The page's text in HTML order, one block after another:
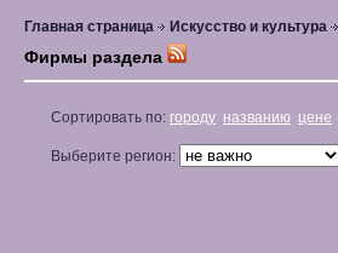
Главная страница Искусство и культура
Фирмы раздела
Сортировать по: городу названию цене
Выберите регион: